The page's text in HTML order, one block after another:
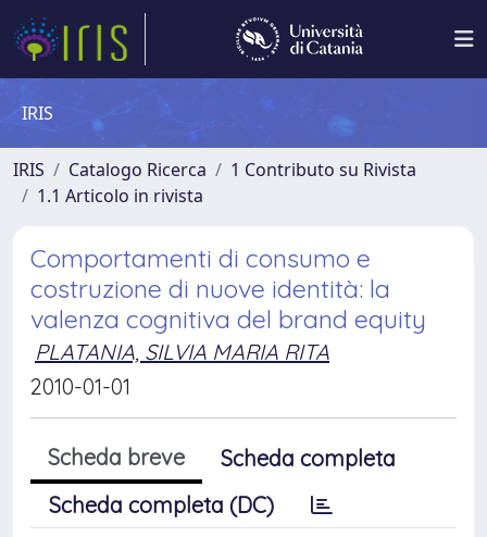
IRIS
IRIS Catalogo Ricerca
1 Contributo su Rivista
1.1 Articolo in rivista
Comportamenti di consumo e
costruzione di nuove identità: la
valenza cognitiva del brand equity
PLATANIA, SILVIA MARIA RITA
2010-01-01
Scheda breve
Scheda completa
Scheda completa (DC)